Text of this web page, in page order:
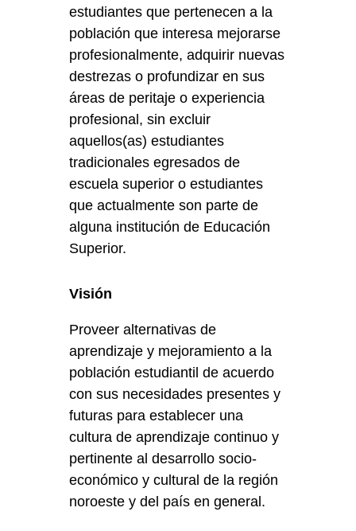
estudiantes que pertenecen a la
población que interesa mejorarse
profesionalmente, adquirir nuevas
destrezas o profundizar en sus
áreas de peritaje o experiencia
profesional, sin excluir
aquellos(as) estudiantes
tradicionales egresados de
escuela superior o estudiantes
que actualmente son parte de
alguna institución de Educación
Superior.
Visión
Proveer alternativas de
aprendizaje y mejoramiento a la
población estudiantil de acuerdo
con sus necesidades presentes y
futuras para establecer una
cultura de aprendizaje continuo y
pertinente al desarrollo socio-
económico y cultural de la región
noroeste y del país en general.